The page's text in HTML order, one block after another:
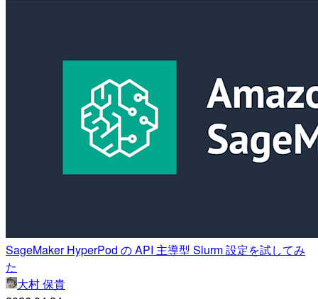
SageMaker HyperPod の API 主導型 Slurm 設定を試してみ
た
大村 保貴